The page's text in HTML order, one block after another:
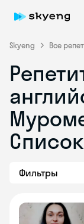
Skyeng Все
Фильтры